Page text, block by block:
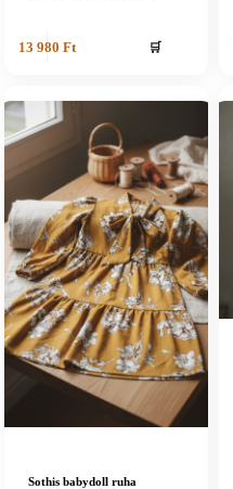
13 980 Ft 🛒
Sothis babydoll ruha